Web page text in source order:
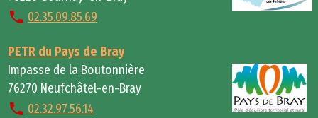
02.35.09.85.69
PETR du Pays de Bray
Impasse de la Boutonnière
76270 Neufchâtel-en-Bray
02.32.97.56.14